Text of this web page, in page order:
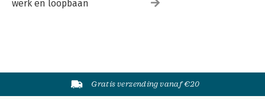
werk en loopbaan
Gratis verzending vanaf €20